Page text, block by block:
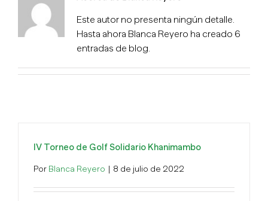
Este autor no presenta ningún detalle.
Hasta ahora Blanca Reyero ha creado 6
entradas de blog.
IV Torneo de Golf Solidario Khanimambo
Por Blanca Reyero | 8 de julio de 2022